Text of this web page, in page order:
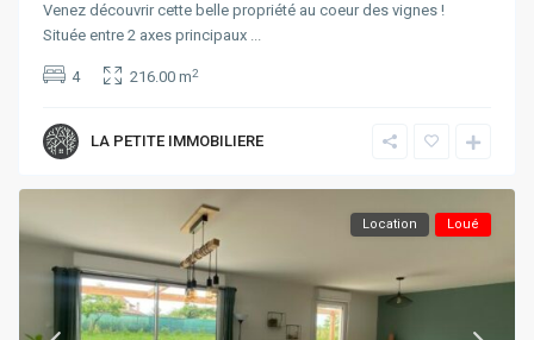
Venez découvrir cette belle propriété au coeur des vignes !
Située entre 2 axes principaux ...
4 216.00 m2
LA PETITE IMMOBILIERE
Location Loué